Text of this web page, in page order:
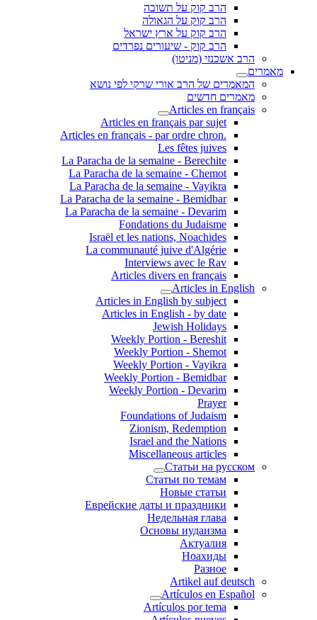
הרב קוק על תשובה
הרב קוק על הגאולה
הרב קוק על ארץ ישראל
הרב קוק - שיעורים נפרדים
הרב אשכנזי (מניטו)
מאמרים
המאמרים של הרב אורי שרקי לפי נושא
מאמרים חדשים
Articles en français
Articles en français par sujet
.Articles en français - par ordre chron
Les fêtes juives
La Paracha de la semaine - Berechite
La Paracha de la semaine - Chemot
La Paracha de la semaine - Vayikra
La Paracha de la semaine - Bemidbar
La Paracha de la semaine - Devarim
Fondations du Judaisme
Israël et les nations, Noachides
La communauté juive d'Algérie
Interviews avec le Rav
Articles divers en français
Articles in English
Articles in English by subject
Articles in English - by date
Jewish Holidays
Weekly Portion - Bereshit
Weekly Portion - Shemot
Weekly Portion - Vayikra
Weekly Portion - Bemidbar
Weekly Portion - Devarim
Prayer
Foundations of Judaism
Zionism, Redemption
Israel and the Nations
Miscellaneous articles
Статьи на русском
Статьи по темам
Новые статьи
Еврейские даты и праздники
Недельная глава
Основы иудаизма
Актуалия
Ноахиды
Разное
Artikel auf deutsch
Artículos en Español
Artículos por tema